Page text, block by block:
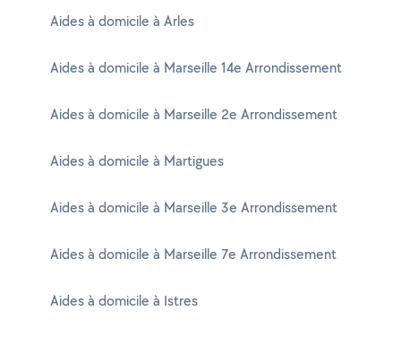
Aides à domicile à Arles
Aides à domicile à Marseille 14e Arrondissement
Aides à domicile à Marseille 2e Arrondissement
Aides à domicile à Martigues
Aides à domicile à Marseille 3e Arrondissement
Aides à domicile à Marseille 7e Arrondissement
Aides à domicile à Istres